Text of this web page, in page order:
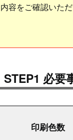
内容をご確認いた
STEP1 必要
印刷色数